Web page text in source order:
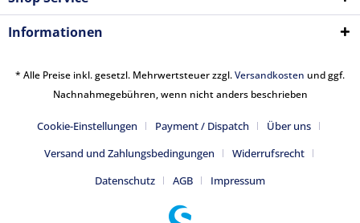
Informationen
* Alle Preise inkl. gesetzl. Mehrwertsteuer zzgl.Versandkosten und ggf.
Nachnahmegebühren, wenn nicht anders beschrieben
Cookie-Einstellungen Payment / Dispatch
Über uns
Versand und Zahlungsbedingungen
Widerrufsrecht
Datenschutz
AGB Impressum